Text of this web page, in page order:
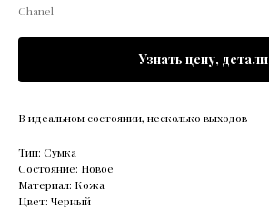
Chanel
Узнать цену, детали
В идеальном состоянии, несколько выходов
Тип: Сумка
Состояние: Новое
Материал: Кожа
Цвет: Черный